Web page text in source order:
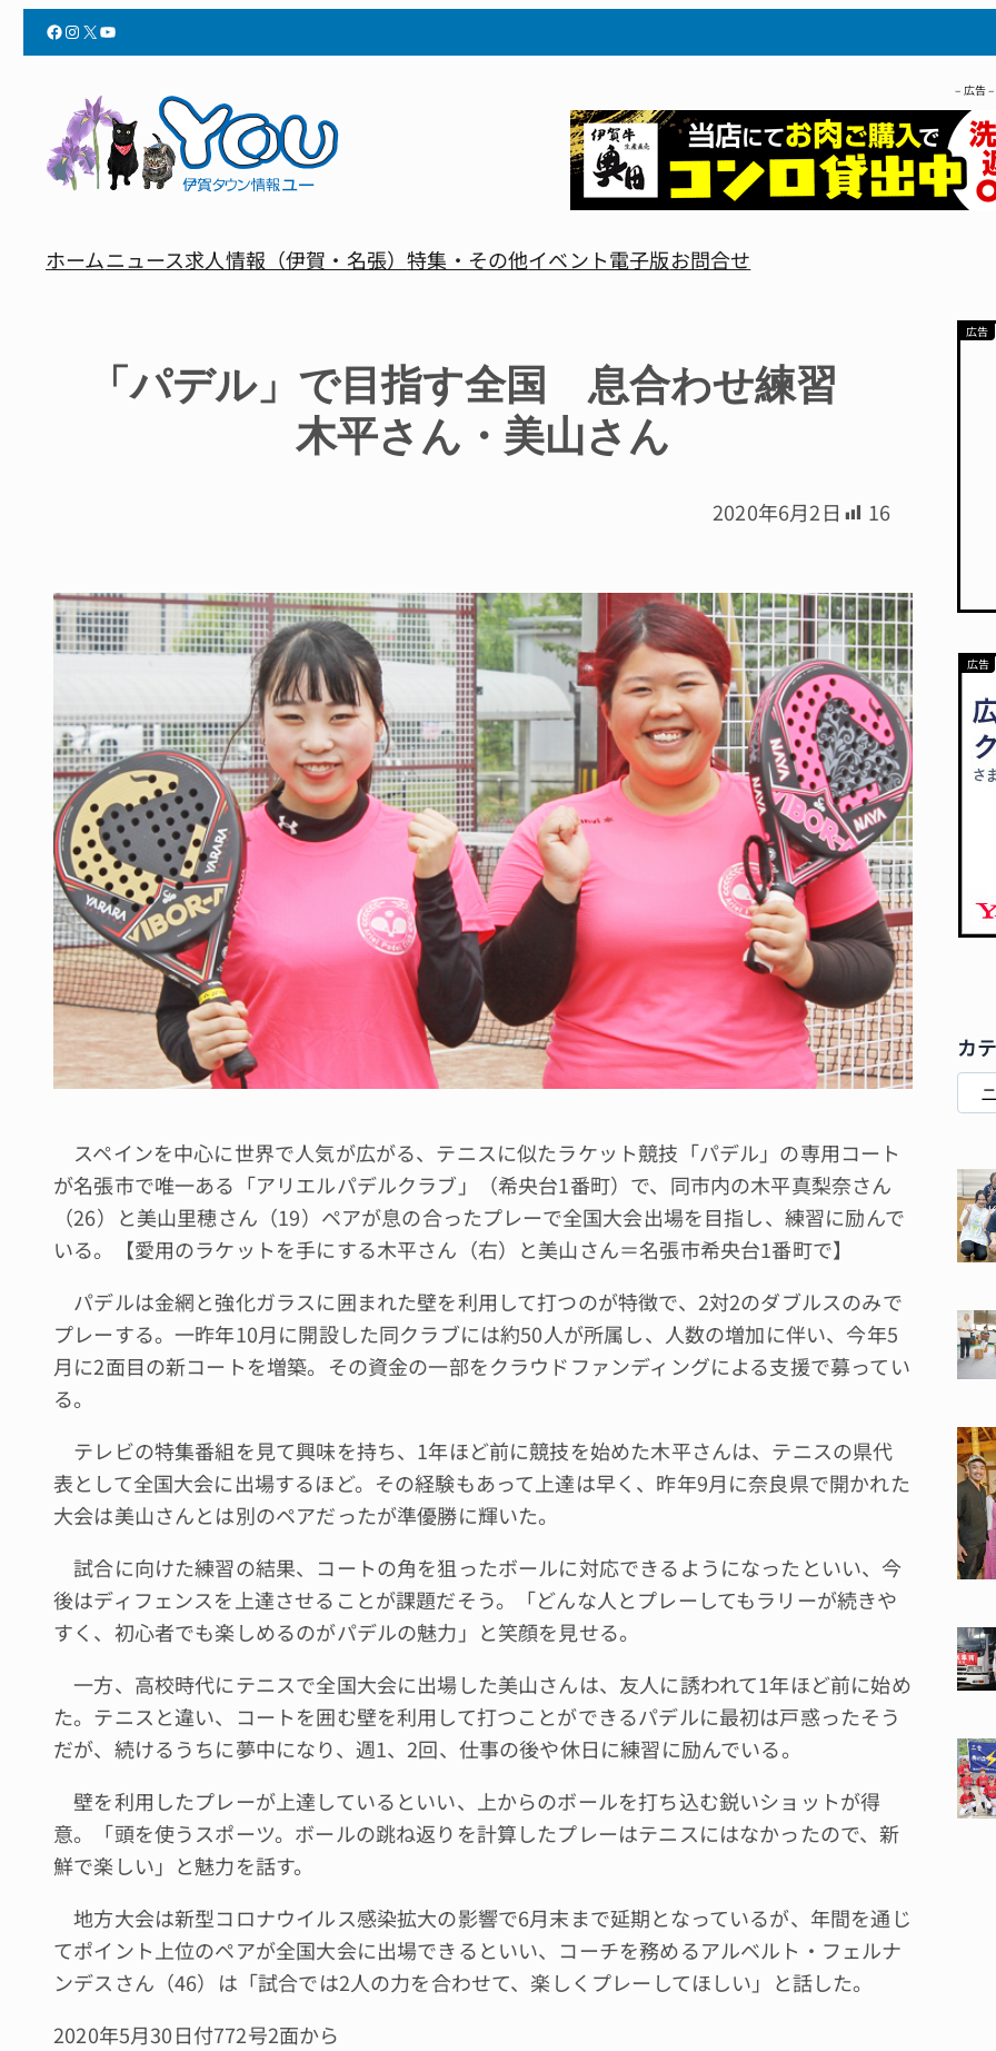
Facebook InstagramX YouTube
– 広告 –
ホームニュース求人情報（伊賀・名張）特集・その他イベント電子版お問合せ
「パデル」で目指す全国 息合わせ練習
木平さん・美山さん
2020年6月2日 16
スペインを中心に世界で人気が広がる、テニスに似たラケット競技「パデル」の専用コート
が名張市で唯一ある「アリエルパデルクラブ」（希央台1番町）で、同市内の木平真梨奈さん
（26）と美山里穂さん（19）ペアが息の合ったプレーで全国大会出場を目指し、練習に励んで
いる。【愛用のラケットを手にする木平さん（右）と美山さん＝名張市希央台1番町で】
パデルは金網と強化ガラスに囲まれた壁を利用して打つのが特徴で、2対2のダブルスのみで
プレーする。一昨年10月に開設した同クラブには約50人が所属し、人数の増加に伴い、今年5
月に2面目の新コートを増築。その資金の一部をクラウドファンディングによる支援で募ってい
る。
テレビの特集番組を見て興味を持ち、1年ほど前に競技を始めた木平さんは、テニスの県代
表として全国大会に出場するほど。その経験もあって上達は早く、昨年9月に奈良県で開かれた
大会は美山さんとは別のペアだったが準優勝に輝いた。
試合に向けた練習の結果、コートの角を狙ったボールに対応できるようになったといい、今
後はディフェンスを上達させることが課題だそう。「どんな人とプレーしてもラリーが続きや
すく、初心者でも楽しめるのがパデルの魅力」と笑顔を見せる。
一方、高校時代にテニスで全国大会に出場した美山さんは、友人に誘われて1年ほど前に始め
た。テニスと違い、コートを囲む壁を利用して打つことができるパデルに最初は戸惑ったそう
だが、続けるうちに夢中になり、週1、2回、仕事の後や休日に練習に励んでいる。
壁を利用したプレーが上達しているといい、上からのボールを打ち込む鋭いショットが得
意。「頭を使うスポーツ。ボールの跳ね返りを計算したプレーはテニスにはなかったので、新
鮮で楽しい」と魅力を話す。
地方大会は新型コロナウイルス感染拡大の影響で6月末まで延期となっているが、年間を通じ
てポイント上位のペアが全国大会に出場できるといい、コーチを務めるアルベルト・フェルナ
ンデスさん（46）は「試合では2人の力を合わせて、楽しくプレーしてほしい」と話した。
2020年5月30日付772号2面から
カ